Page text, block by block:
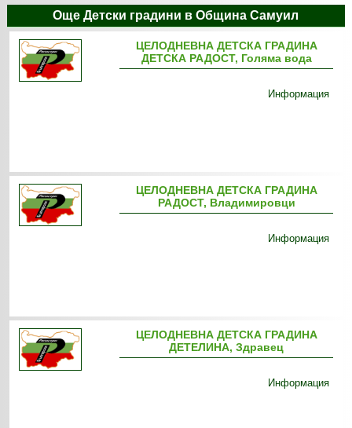
Още Детски градини в Община Самуил
ЦЕЛОДНЕВНА ДЕТСКА ГРАДИНА
ДЕТСКА РАДОСТ, Голяма вода
Информация
ЦЕЛОДНЕВНА ДЕТСКА ГРАДИНА
РАДОСТ, Владимировци
Информация
ЦЕЛОДНЕВНА ДЕТСКА ГРАДИНА
ДЕТЕЛИНА, Здравец
Информация